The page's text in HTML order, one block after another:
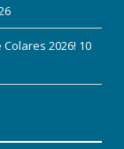
2026! 10